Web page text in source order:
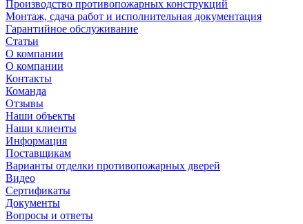
Производство противопожарных конструкций
Монтаж, сдача работ и исполнительная документация
Гарантийное обслуживание
Статьи
О компании
О компании
Контакты
Команда
Отзывы
Наши объекты
Наши клиенты
Информация
Поставщикам
Варианты отделки противопожарных дверей
Видео
Сертификаты
Документы
Вопросы и ответы